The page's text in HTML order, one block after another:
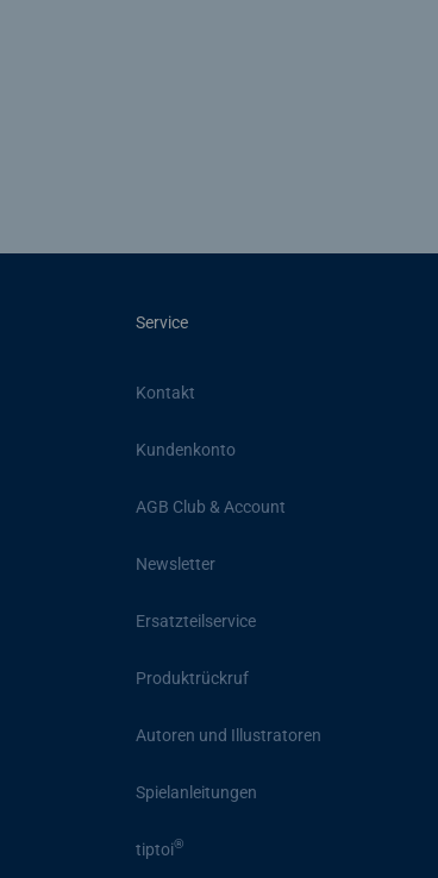
Service
Kontakt
Kundenkonto
AGB Club & Account
Newsletter
Ersatzteilservice
Produktrückruf
Autoren und Illustratoren
Spielanleitungen
tiptoi®